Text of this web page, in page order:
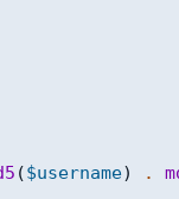
($username) .